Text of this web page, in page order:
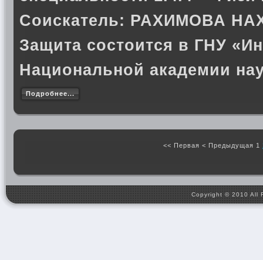
Соискатель: РАХИМОВА
Защита состоится в ГНУ
Национальной академии
Подробнее...
<< Первая < Предыдущая 1
Copyright © 2010 All